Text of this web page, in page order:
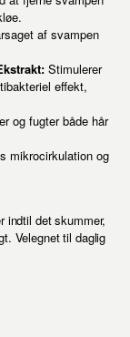
af svampen
Stimulerer
effekt,
og fugter både hår
mikrocirkulation og
indtil det skummer,
Velegnet til daglig